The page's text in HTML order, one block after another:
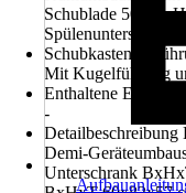
Schublade 50 cm,
Spülenunterschrank
Mit Kugelführung
Enthaltene
-
Detailbeschreibung
Demi-
Unterschrank